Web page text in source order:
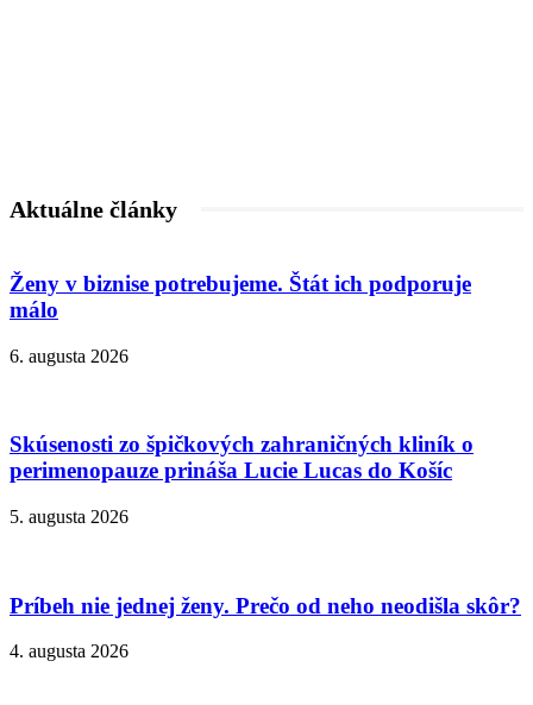
Aktuálne články
Ženy v biznise potrebujeme. Štát ich podporuje
málo
6. augusta 2026
Skúsenosti zo špičkových zahraničných kliník o
perimenopauze prináša Lucie Lucas do Košíc
5. augusta 2026
Príbeh nie jednej ženy. Prečo od neho neodišla skôr?
4. augusta 2026